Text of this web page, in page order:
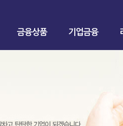
금융상품 기업금융